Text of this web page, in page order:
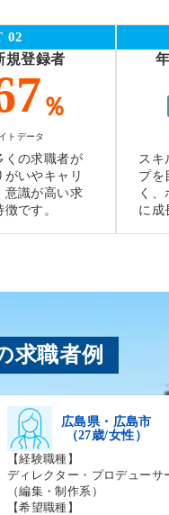
02
規登録者
％
トデータ
くの求職者が
いやキャリ
意識が高い求
です。
スキ
プを
く
に成
求職者例
広島県・広島市
（27歳/女性）
【経験職種】
ディレクター・プロデューサ
（編集・制作系）
【希望職種】